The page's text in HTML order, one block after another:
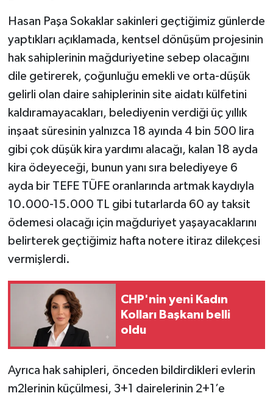
Hasan Paşa Sokaklar sakinleri geçtiğimiz günlerde
yaptıkları açıklamada, kentsel dönüşüm projesinin
hak sahiplerinin mağduriyetine sebep olacağını
dile getirerek, çoğunluğu emekli ve orta-düşük
gelirli olan daire sahiplerinin site aidatı külfetini
kaldıramayacakları, belediyenin verdiği üç yıllık
inşaat süresinin yalnızca 18 ayında 4 bin 500 lira
gibi çok düşük kira yardımı alacağı, kalan 18 ayda
kira ödeyeceği, bunun yanı sıra belediyeye 6
ayda bir TEFE TÜFE oranlarında artmak kaydıyla
10.000-15.000 TL gibi tutarlarda 60 ay taksit
ödemesi olacağı için mağduriyet yaşayacaklarını
belirterek geçtiğimiz hafta notere itiraz dilekçesi
vermişlerdi.
CHP'nin yeni Kadın
Kolları Başkanı belli
oldu
Ayrıca hak sahipleri, önceden bildirdikleri evlerin
m2lerinin küçülmesi, 3+1 dairelerinin 2+1’e